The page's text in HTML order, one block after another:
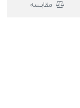
مقایسه